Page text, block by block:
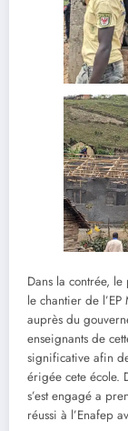
Dans la contrée,
le chantier de
auprès du
enseignants de
significative afin
érigée cete école.
s’est engagé a
réussi à l’Enafep